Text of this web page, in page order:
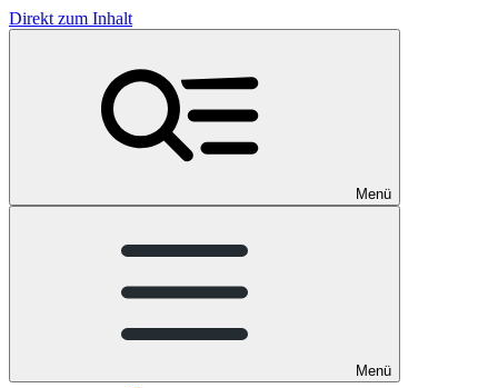
Direkt zum Inhalt
Menü
Menü